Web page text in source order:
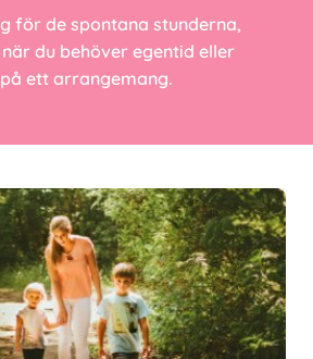
för de spontana stunderna,
du behöver egentid eller
ett arrangemang.